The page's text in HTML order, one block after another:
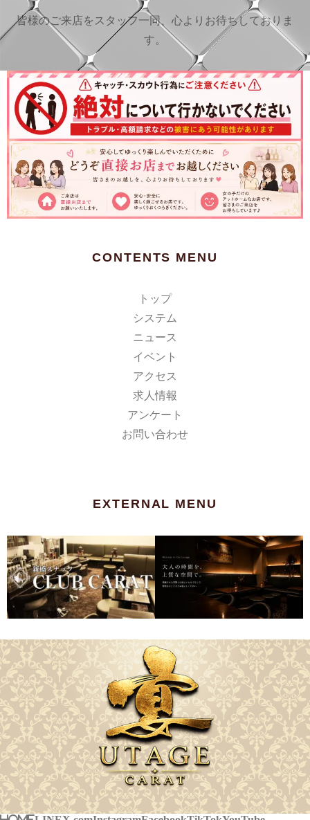
皆様のご来店をスタッフ一同、心よりお待ちしておりま
す。
CONTENTS MENU
トップ
システム
ニュース
イベント
アクセス
求人情報
アンケート
お問い合わせ
EXTERNAL MENU